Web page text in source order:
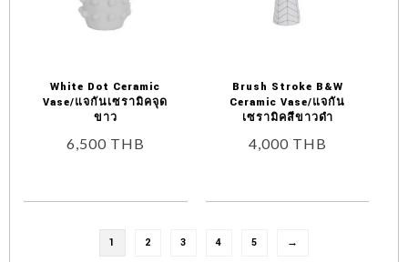
White Dot Ceramic
Vase/แจกันเซรามิคจุด
ขาว
6,500 THB
Brush Stroke B&W
Ceramic Vase/แจกัน
เซรามิคสีขาวดำ
4,000 THB
1 2 3 4 5 →